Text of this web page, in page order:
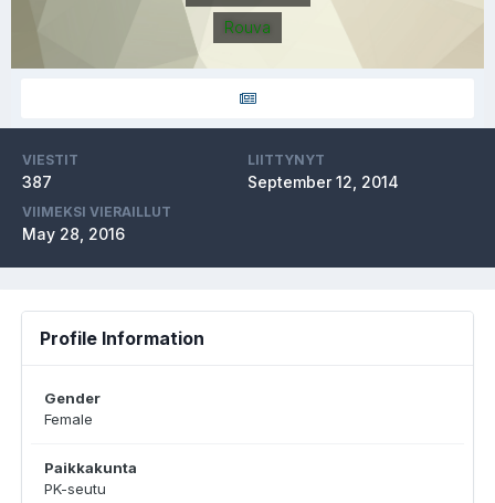
Rouva
VIESTIT
387
LIITTYNYT
September 12, 2014
VIIMEKSI VIERAILLUT
May 28, 2016
Profile Information
Gender
Female
Paikkakunta
PK-seutu